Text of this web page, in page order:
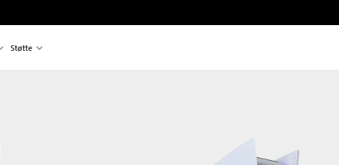
Støtte